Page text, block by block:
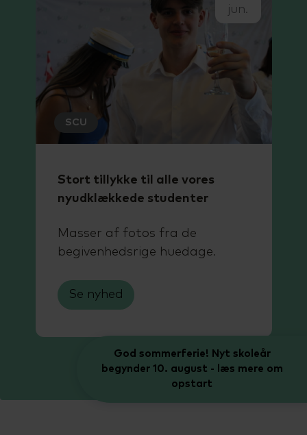
jun.
SCU
Stort tillykke til alle vores
nyudklækkede studenter
Masser af fotos fra de
begivenhedsrige huedage.
Se nyhed
God sommerferie! Nyt skoleår
begynder 10. august - læs mere om
opstart